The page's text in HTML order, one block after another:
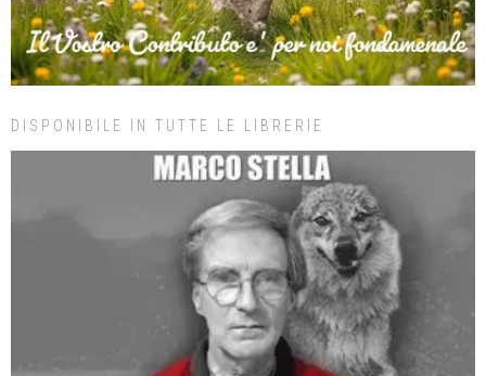
DISPONIBILE IN TUTTE LE LIBRERIE